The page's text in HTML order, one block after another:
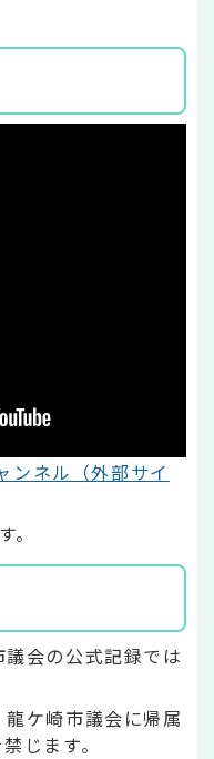
ネル（外部サイ
会の公式記録では
ケ崎市議会に帰属
じます。